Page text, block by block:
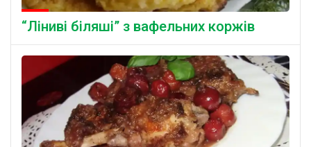
“Ліниві біляші” з вафельних коржів